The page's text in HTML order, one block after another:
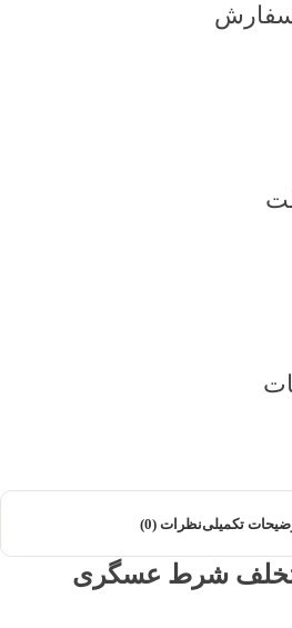
سفارش
تکمیلینظرات (0)
تخلف شرط عسگری